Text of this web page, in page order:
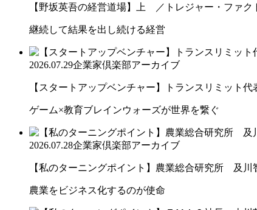
【野坂英吾の経営道場】上 ／トレジャー・ファク
継続して結果を出し続ける経営
2026.07.29企業家倶楽部アーカイブ
【スタートアップベンチャー】トランスリミット
ゲーム×教育ブレインウォーズが世界を繋ぐ
2026.07.28企業家倶楽部アーカイブ
【私のターニングポイント】農業総合研究所 及川
農業をビジネス化するのが使命